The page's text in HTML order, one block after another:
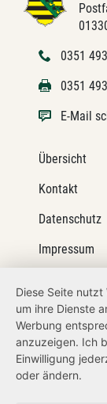
0351
0351
E-Mail
Übersicht
Kontakt
Datenschutz
Impressum
Netiquette
Diese Seite
um ihre Dienste
Werbung
anzuzeigen. Ich
Einwilligung
oder ändern.